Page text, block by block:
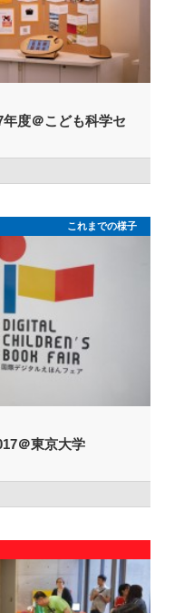
度＠こども科学セ
これまでの様子
＠東京大学